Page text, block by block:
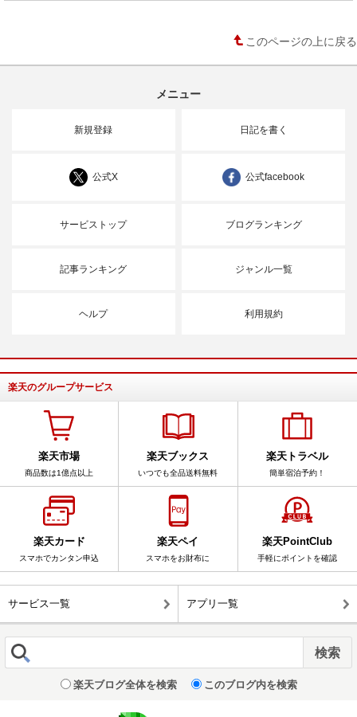
このページの上に戻る
メニュー
新規登録 日記を書く
公式X 公式facebook
サービストップ ブログランキング
記事ランキング ジャンル一覧
ヘルプ 利用規約
楽天のグループサービス
楽天市場
商品数は1億点以上
楽天ブックス
いつでも全品送料無料
楽天トラベル
簡単宿泊予約！
楽天カード
スマホでカンタン申込
楽天ペイ
スマホをお財布に
楽天PointClub
手軽にポイントを確認
サービス一覧 アプリ一覧
楽天ブログ全体を検索 このブログ内を検索